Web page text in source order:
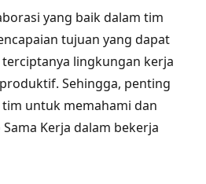
yang baik dalam tim
tujuan yang dapat
lingkungan kerja
Sehingga, penting
untuk memahami dan
Kerja dalam bekerja